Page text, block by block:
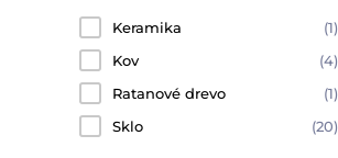
Keramika
(1)
Kov
(4)
Ratanové drevo
(1)
Sklo
(20)